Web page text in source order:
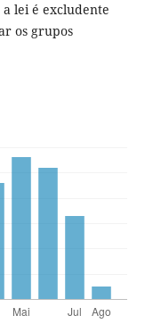
lei é excludente
os grupos